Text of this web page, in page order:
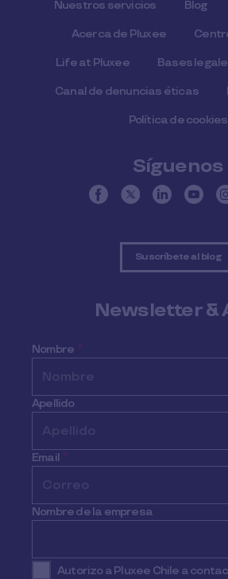
Nuestros servicios Blog
Acerca de Pluxee
Life at Pluxee Bases
Canal de denuncias éticas
Política de cookies
Síguenos
Suscríbete al blog
Newsletter &
Nombre *
Apellido
Email *
Nombre de la empresa
Autorizo a Pluxee Chile a